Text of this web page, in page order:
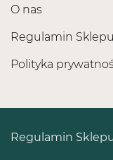
O nas
Regulamin Sklepu
Polityka
Regulamin